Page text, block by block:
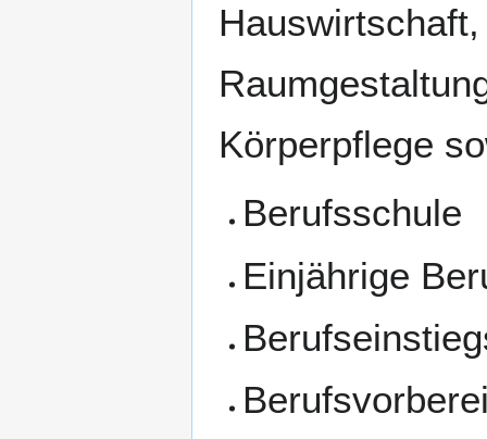
Körperpflege
Berufsschule
Einjährige